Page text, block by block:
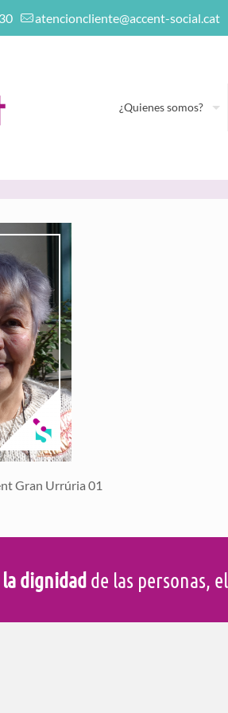
atencioncliente@accent-social.cat
¿Quienes somos?
Gran Urrúria 01
la dignidadde las personas, el